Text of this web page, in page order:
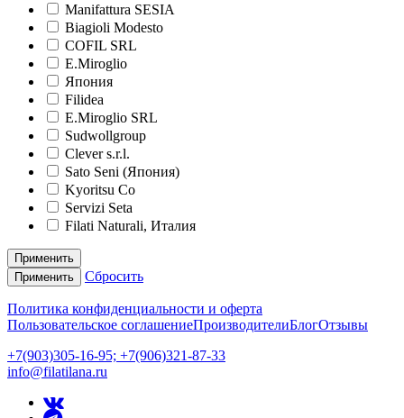
Manifattura SESIA
Biagioli Modesto
COFIL SRL
E.Miroglio
Япония
Filidea
E.Miroglio SRL
Sudwollgroup
Clever s.r.l.
Sato Seni (Япония)
Kyoritsu Co
Servizi Seta
Filati Naturali, Италия
Применить
Применить
Сбросить
Политика конфиденциальности и оферта
Пользовательское соглашениеПроизводителиБлогОтзывы
+7(903)305-16-95; +7(906)321-87-33
info@filatilana.ru